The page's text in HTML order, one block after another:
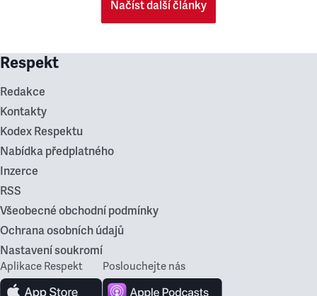
Načíst další články
Respekt
Redakce
Kontakty
Kodex Respektu
Nabídka předplatného
Inzerce
RSS
Všeobecné obchodní podmínky
Ochrana osobních údajů
Nastavení soukromí
Aplikace Respekt Poslouchejte nás